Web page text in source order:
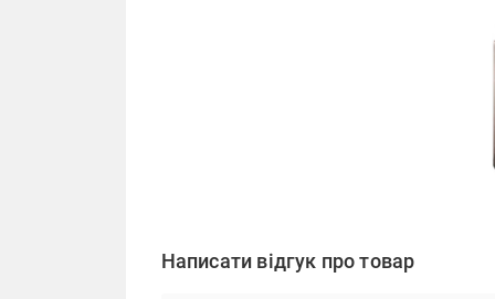
Написати відгук про товар